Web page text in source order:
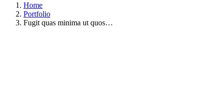
Home
Portfolio
Fugit quas minima ut quos…